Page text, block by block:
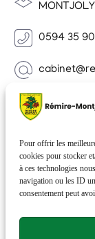
Pour offrir les
cookies pour stocker
à ces technologies
navigation ou les ID
consentement peut
MONTJOLY
0594 35
Newsletter
nouvelles de